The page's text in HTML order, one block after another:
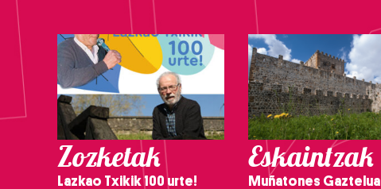
Zozketak
Lazkao Txikik 100 urte!
Eskaintzak
Muñatones Gaztelua